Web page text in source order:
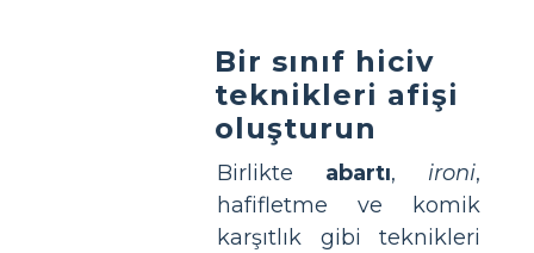
Bir sınıf hiciv
teknikleri afişi
oluşturun
Birlikte abartı, ironi,
hafifletme ve komik
karşıtlık gibi teknikleri